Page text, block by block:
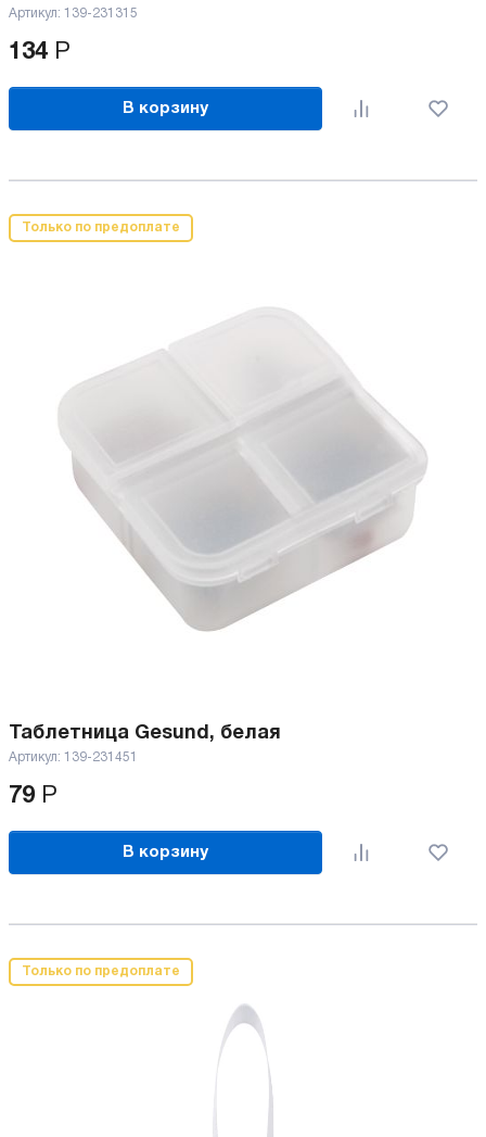
Артикул: 139-231315
134 Р
В корзину
Только по предоплате
Таблетница Gesund, белая
Артикул: 139-231451
79 Р
В корзину
Только по предоплате